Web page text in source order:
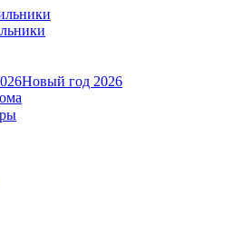
Новый год 2026